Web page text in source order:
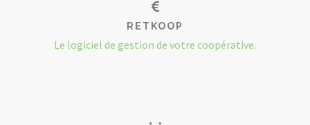
RETKOOP
Le logiciel de gestion de votre coopérative.